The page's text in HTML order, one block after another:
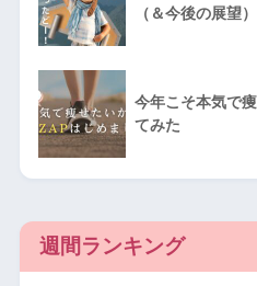
（＆今後の展望）
今年こそ本気で
てみた
週間ランキング